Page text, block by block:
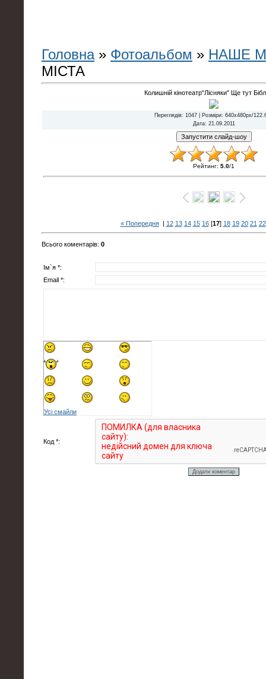
Головна» Фотоальбом » НАШЕ
МІСТА
Колишній кінотеатр"Лісняки" Ще тут
Переглядів: 1047 | Розміри: 640x480px/
Дата: 21.09.2011
Рейтинг: 5.0/1
« Попередня| 12 13 14 15 16[17] 18 19 20 21 22
Всього коментарів: 0
Ім`я *:
Email *:
Усі смайли
Код *: